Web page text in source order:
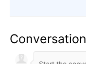
Conversation